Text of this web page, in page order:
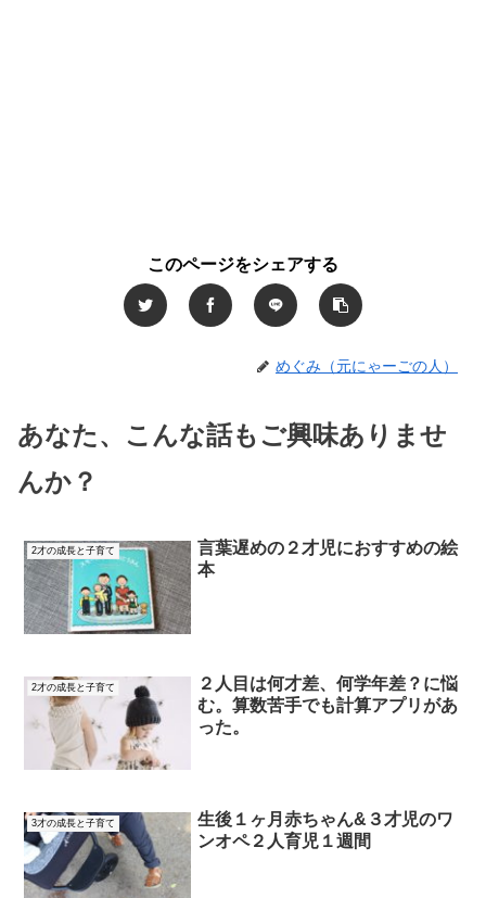
このページをシェアする
めぐみ（元にゃーごの人）
あなた、こんな話もご興味ありませ
んか？
2才の成長と子育て
言葉遅めの２才児におすすめの絵
本
2才の成長と子育て
２人目は何才差、何学年差？に悩
む。算数苦手でも計算アプリがあ
った。
3才の成長と子育て
生後１ヶ月赤ちゃん&３才児のワ
ンオペ２人育児１週間